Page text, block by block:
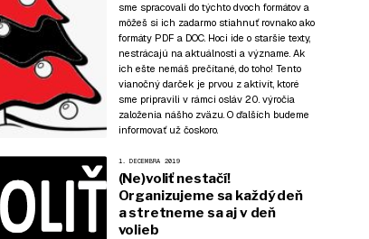
sme spracovali do týchto dvoch formátov a
môžeš si ich zadarmo stiahnuť rovnako ako
formáty PDF a DOC. Hoci ide o staršie texty,
nestrácajú na aktuálnosti a význame. Ak
ich ešte nemáš prečítané, do toho! Tento
vianočný darček je prvou z aktivít, ktoré
sme pripravili v rámci osláv 20. výročia
založenia nášho zväzu. O ďalších budeme
informovať už čoskoro.
1. DECEMBRA 2019
(Ne)voliť nestačí!
Organizujeme sa každý deň
a stretneme sa aj v deň
volieb